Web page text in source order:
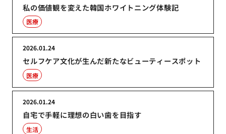
私の価値観を変えた韓国ホワイトニング体験記
医療
セルフケア文化が生んだ新たなビューティースポット
2026.01.24
医療
自宅で手軽に理想の白い歯を目指す
2026.01.24
生活